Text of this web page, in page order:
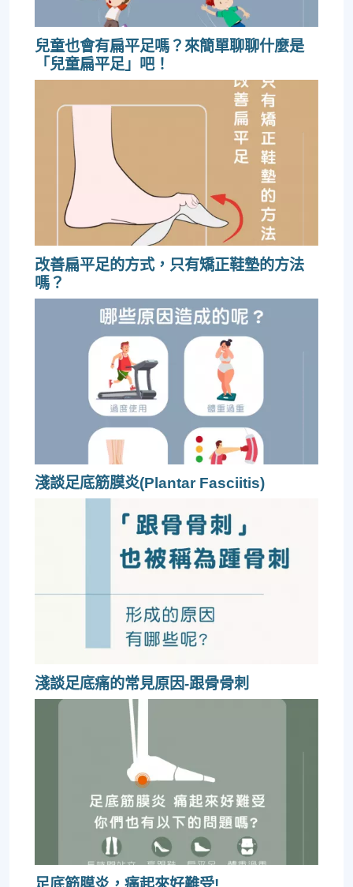
兒童也會有扁平足嗎？來簡單聊聊什麼是
「兒童扁平足」吧！
改善扁平足的方式，只有矯正鞋墊的方法
嗎？
淺談足底筋膜炎(Plantar Fasciitis)
淺談足底痛的常見原因-跟骨骨刺